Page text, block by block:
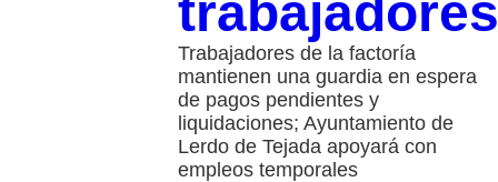
trabajadores
Trabajadores de la factoría
mantienen una guardia en espera
de pagos pendientes y
liquidaciones; Ayuntamiento de
Lerdo de Tejada apoyará con
empleos temporales